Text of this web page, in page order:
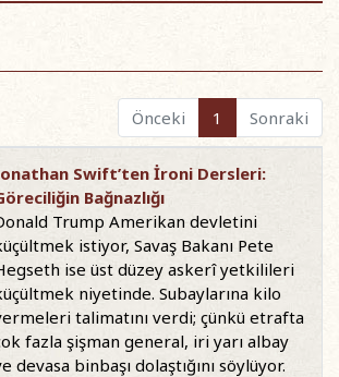
Önceki 1 Sonraki
Swift’ten İroni Dersleri:
Bağnazlığı
Trump Amerikan devletini
istiyor, Savaş Bakanı Pete
ise üst düzey askerî yetkilileri
niyetinde. Subaylarına kilo
talimatını verdi; çünkü etrafta
fazla şişman general, iri yarı albay
devasa binbaşı dolaştığını söylüyor.